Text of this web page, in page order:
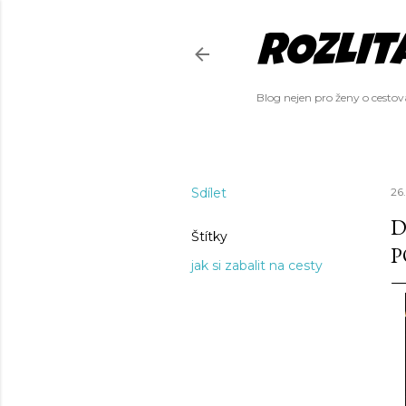
Blog nejen pro ženy o
Sdílet
Štítky
jak si zabalit na cesty